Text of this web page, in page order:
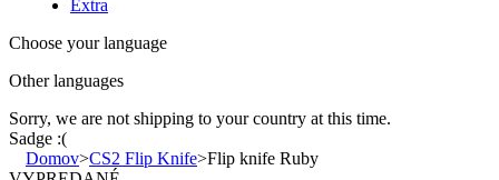
Extra
Choose your language
Other languages
Sorry, we are not shipping to your country at this time.
Sadge :(
Domov>CS2 Flip Knife>Flip knife Ruby